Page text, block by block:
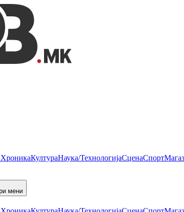
КултураНаука/ТехнологијаСценаСпорт
мени